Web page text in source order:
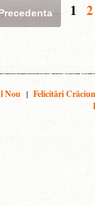
1 2
Nou | Felicitări